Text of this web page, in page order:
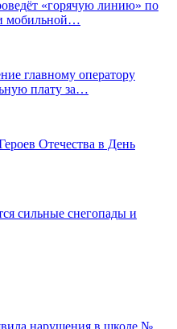
«горячую линию» по
мобильной…
главному оператору
плату за…
Отечества в День
сильные снегопады и
нарушения в школе №